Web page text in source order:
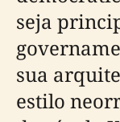
seja
sua
estilo